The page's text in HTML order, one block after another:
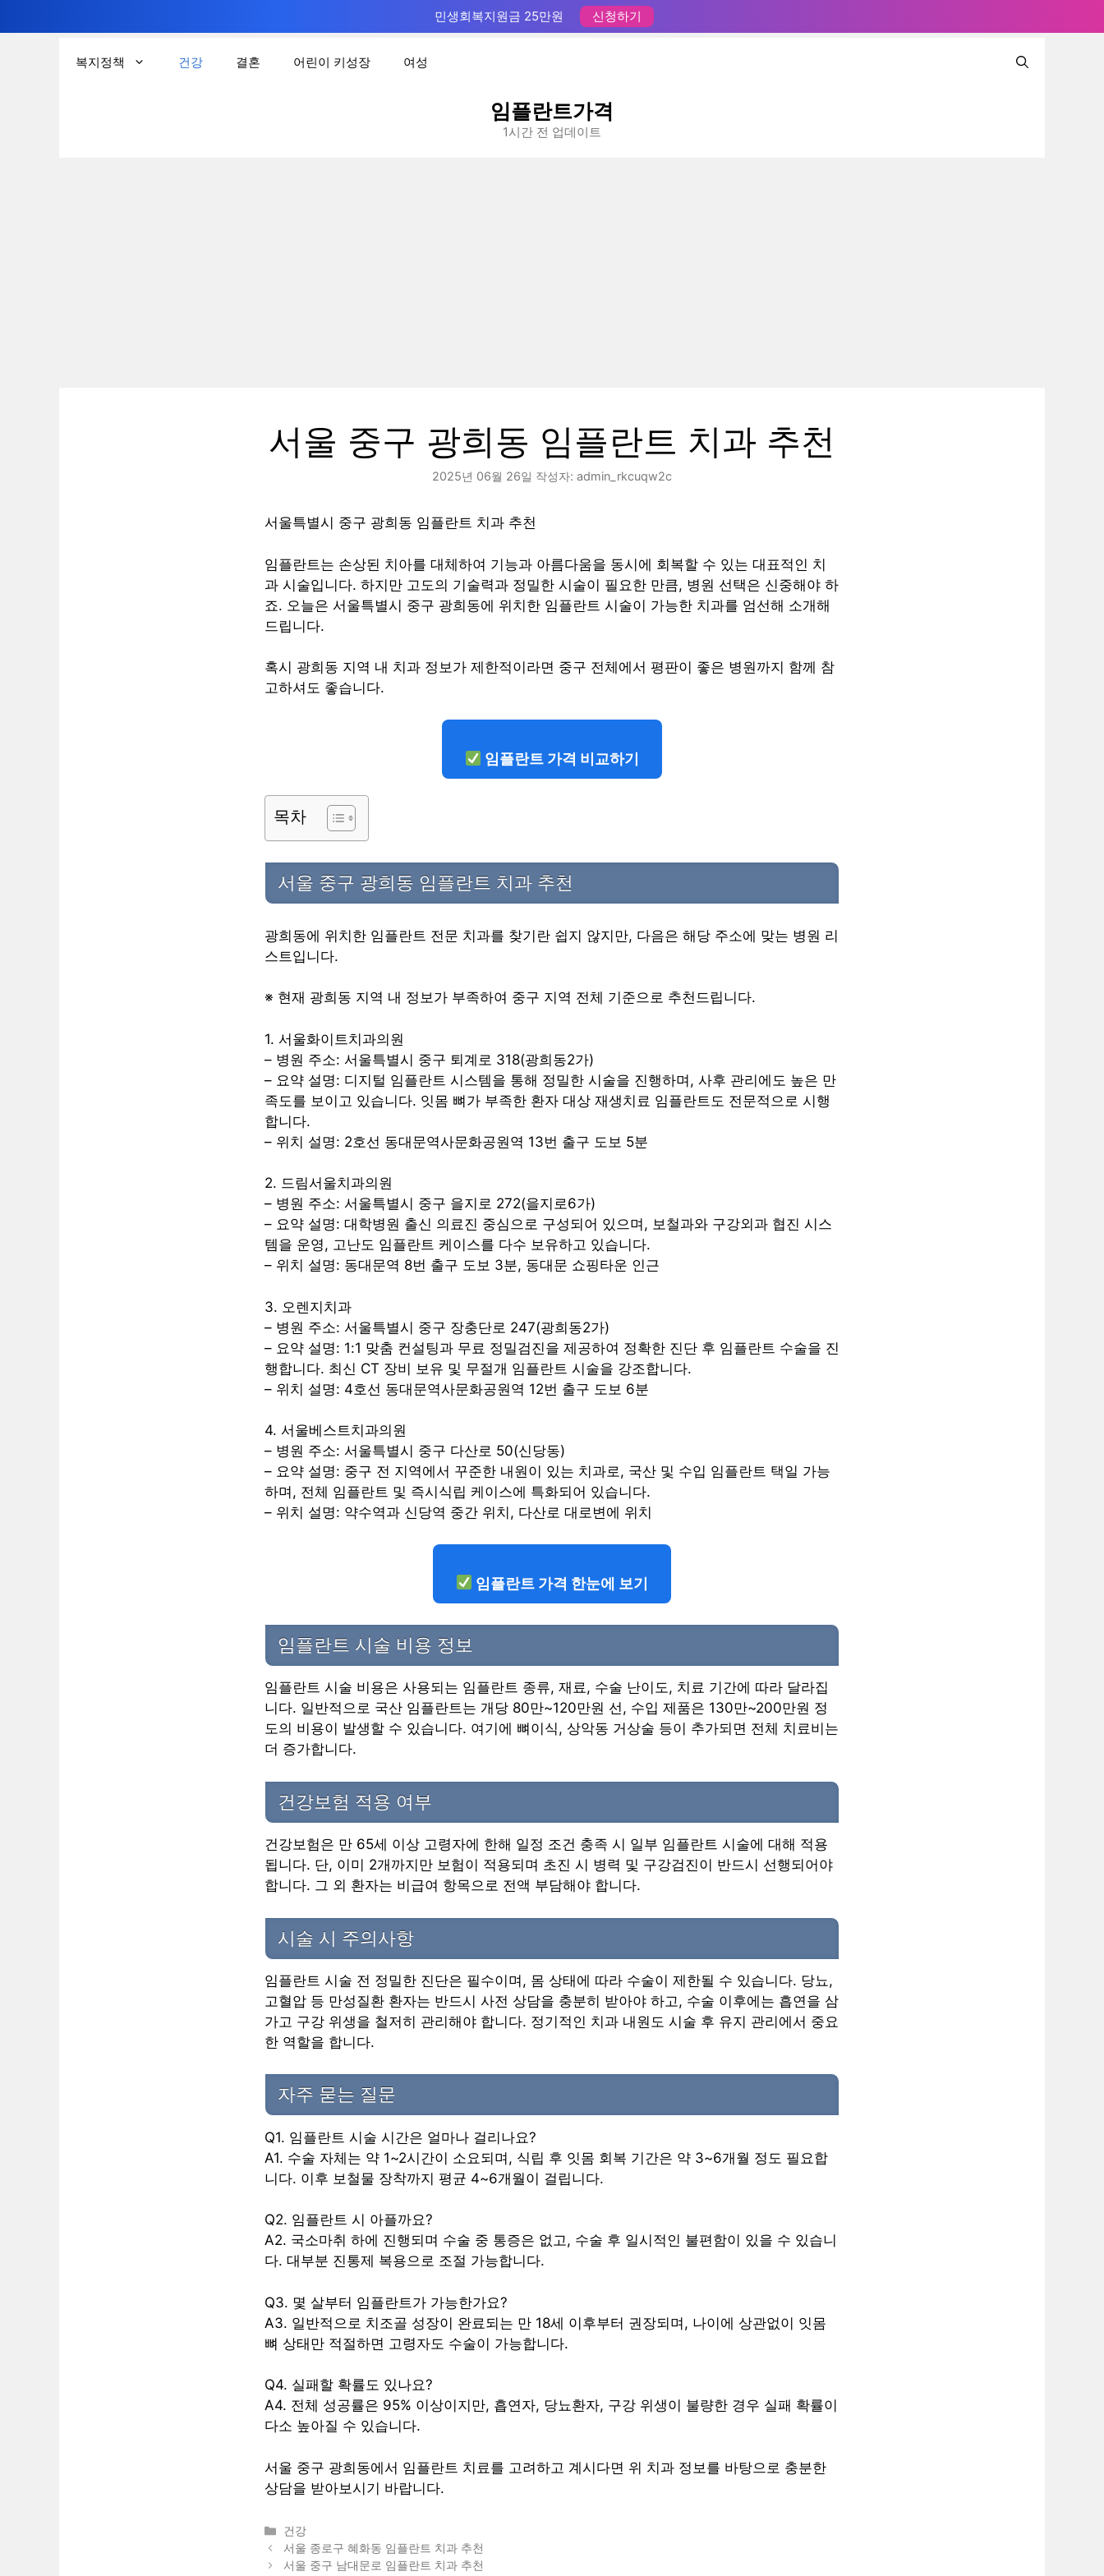
민생회복지원금 25만원 신청하기
복지정책 건강 결혼 어린이 키성장 여성
임플란트가격
1시간 전 업데이트
서울 중구 광희동 임플란트 치과 추천
2025년 06월 26일 작성자: admin_rkcuqw2c
서울특별시 중구 광희동 임플란트 치과 추천
임플란트는 손상된 치아를 대체하여 기능과 아름다움을 동시에 회복할 수 있는 대표적인 치
과 시술입니다. 하지만 고도의 기술력과 정밀한 시술이 필요한 만큼, 병원 선택은 신중해야 하
죠. 오늘은 서울특별시 중구 광희동에 위치한 임플란트 시술이 가능한 치과를 엄선해 소개해
드립니다.
혹시 광희동 지역 내 치과 정보가 제한적이라면 중구 전체에서 평판이 좋은 병원까지 함께 참
고하셔도 좋습니다.
임플란트 가격 비교하기
목차
서울 중구 광희동 임플란트 치과 추천
광희동에 위치한 임플란트 전문 치과를 찾기란 쉽지 않지만, 다음은 해당 주소에 맞는 병원 리
스트입니다.
※ 현재 광희동 지역 내 정보가 부족하여 중구 지역 전체 기준으로 추천드립니다.
1. 서울화이트치과의원
– 병원 주소: 서울특별시 중구 퇴계로 318(광희동2가)
– 요약 설명: 디지털 임플란트 시스템을 통해 정밀한 시술을 진행하며, 사후 관리에도 높은 만
족도를 보이고 있습니다. 잇몸 뼈가 부족한 환자 대상 재생치료 임플란트도 전문적으로 시행
합니다.
– 위치 설명: 2호선 동대문역사문화공원역 13번 출구 도보 5분
2. 드림서울치과의원
– 병원 주소: 서울특별시 중구 을지로 272(을지로6가)
– 요약 설명: 대학병원 출신 의료진 중심으로 구성되어 있으며, 보철과와 구강외과 협진 시스
템을 운영, 고난도 임플란트 케이스를 다수 보유하고 있습니다.
– 위치 설명: 동대문역 8번 출구 도보 3분, 동대문 쇼핑타운 인근
3. 오렌지치과
– 병원 주소: 서울특별시 중구 장충단로 247(광희동2가)
– 요약 설명: 1:1 맞춤 컨설팅과 무료 정밀검진을 제공하여 정확한 진단 후 임플란트 수술을 진
행합니다. 최신 CT 장비 보유 및 무절개 임플란트 시술을 강조합니다.
– 위치 설명: 4호선 동대문역사문화공원역 12번 출구 도보 6분
4. 서울베스트치과의원
– 병원 주소: 서울특별시 중구 다산로 50(신당동)
– 요약 설명: 중구 전 지역에서 꾸준한 내원이 있는 치과로, 국산 및 수입 임플란트 택일 가능
하며, 전체 임플란트 및 즉시식립 케이스에 특화되어 있습니다.
– 위치 설명: 약수역과 신당역 중간 위치, 다산로 대로변에 위치
임플란트 가격 한눈에 보기
임플란트 시술 비용 정보
임플란트 시술 비용은 사용되는 임플란트 종류, 재료, 수술 난이도, 치료 기간에 따라 달라집
니다. 일반적으로 국산 임플란트는 개당 80만~120만원 선, 수입 제품은 130만~200만원 정
도의 비용이 발생할 수 있습니다. 여기에 뼈이식, 상악동 거상술 등이 추가되면 전체 치료비는
더 증가합니다.
건강보험 적용 여부
건강보험은 만 65세 이상 고령자에 한해 일정 조건 충족 시 일부 임플란트 시술에 대해 적용
됩니다. 단, 이미 2개까지만 보험이 적용되며 초진 시 병력 및 구강검진이 반드시 선행되어야
합니다. 그 외 환자는 비급여 항목으로 전액 부담해야 합니다.
시술 시 주의사항
임플란트 시술 전 정밀한 진단은 필수이며, 몸 상태에 따라 수술이 제한될 수 있습니다. 당뇨,
고혈압 등 만성질환 환자는 반드시 사전 상담을 충분히 받아야 하고, 수술 이후에는 흡연을 삼
가고 구강 위생을 철저히 관리해야 합니다. 정기적인 치과 내원도 시술 후 유지 관리에서 중요
한 역할을 합니다.
자주 묻는 질문
Q1. 임플란트 시술 시간은 얼마나 걸리나요?
A1. 수술 자체는 약 1~2시간이 소요되며, 식립 후 잇몸 회복 기간은 약 3~6개월 정도 필요합
니다. 이후 보철물 장착까지 평균 4~6개월이 걸립니다.
Q2. 임플란트 시 아플까요?
A2. 국소마취 하에 진행되며 수술 중 통증은 없고, 수술 후 일시적인 불편함이 있을 수 있습니
다. 대부분 진통제 복용으로 조절 가능합니다.
Q3. 몇 살부터 임플란트가 가능한가요?
A3. 일반적으로 치조골 성장이 완료되는 만 18세 이후부터 권장되며, 나이에 상관없이 잇몸
뼈 상태만 적절하면 고령자도 수술이 가능합니다.
Q4. 실패할 확률도 있나요?
A4. 전체 성공률은 95% 이상이지만, 흡연자, 당뇨환자, 구강 위생이 불량한 경우 실패 확률이
다소 높아질 수 있습니다.
서울 중구 광희동에서 임플란트 치료를 고려하고 계시다면 위 치과 정보를 바탕으로 충분한
상담을 받아보시기 바랍니다.
카
테
고
건강
서울 종로구 혜화동 임플란트 치과 추천
서울 중구 남대문로 임플란트 치과 추천